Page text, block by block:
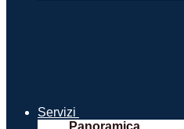
Servizi